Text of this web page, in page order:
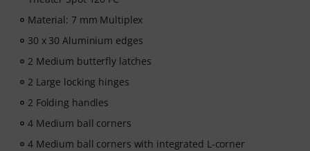
Material: 7 mm Multiplex
30 x 30 Aluminium edges
2 Medium butterfly latches
2 Large locking hinges
2 Folding handles
4 Medium ball corners
4 Medium ball corners with integrated L-corner